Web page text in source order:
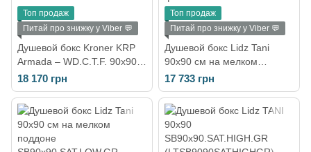
Топ продаж
Питай про знижку у Viber 💬
Душевой бокс Kroner KRP
Armada – WD.C.T.F. 90x90
см CV031575
18 170 грн
Топ продаж
Питай про знижку у Viber 💬
Душевой бокс Lidz Tani
90x90 см на мелком
поддоне
SB90x90.SAT.LOW.FR Frost
(LTSB9090SATLOWFR)
17 733 грн